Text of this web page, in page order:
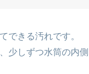
できる汚れです。
少しずつ水筒の内側